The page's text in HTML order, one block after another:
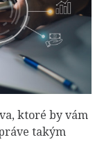
ktoré by vám
takým